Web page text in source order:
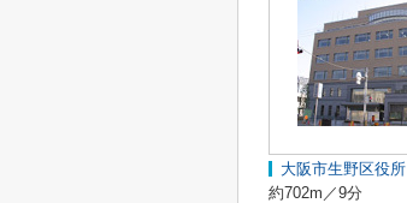
大阪市生野区役所
約702m／9分